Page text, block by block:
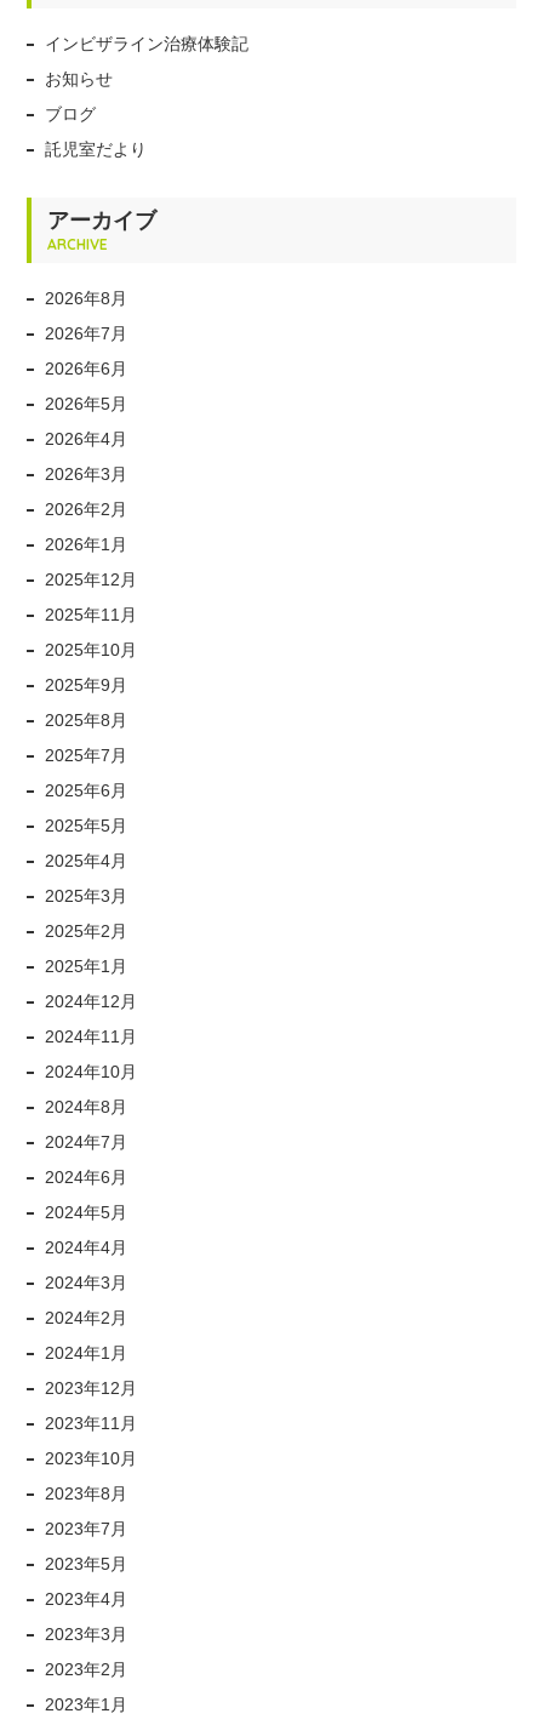
インビザライン治療体験記
お知らせ
ブログ
託児室だより
アーカイブ
ARCHIVE
2026年8月
2026年7月
2026年6月
2026年5月
2026年4月
2026年3月
2026年2月
2026年1月
2025年12月
2025年11月
2025年10月
2025年9月
2025年8月
2025年7月
2025年6月
2025年5月
2025年4月
2025年3月
2025年2月
2025年1月
2024年12月
2024年11月
2024年10月
2024年8月
2024年7月
2024年6月
2024年5月
2024年4月
2024年3月
2024年2月
2024年1月
2023年12月
2023年11月
2023年10月
2023年8月
2023年7月
2023年5月
2023年4月
2023年3月
2023年2月
2023年1月